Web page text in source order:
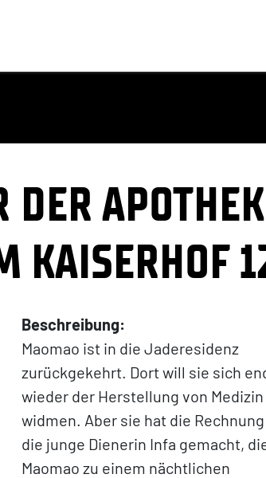
DER
KAISERHOF
Beschreibung:
Maomao ist in die Jaderesidenz
zurückgekehrt. Dort will sie sich
wieder der Herstellung von Medizin
widmen. Aber sie hat die
die junge Dienerin Infa gemacht,
Maomao zu einem nächtlichen